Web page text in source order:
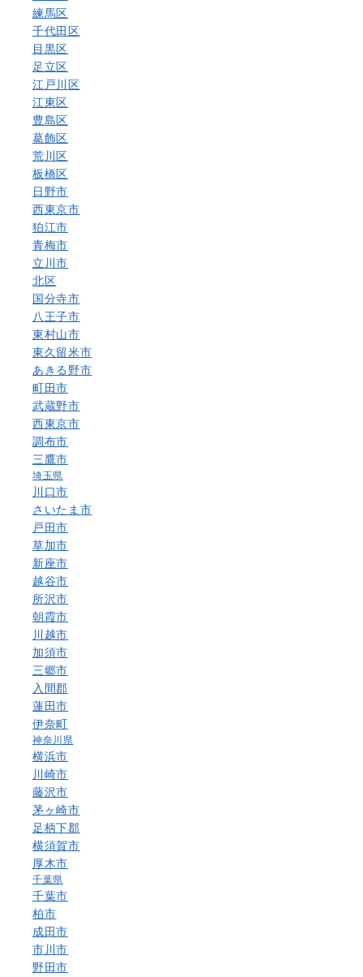
練馬区
千代田区
目黒区
足立区
江戸川区
江東区
豊島区
葛飾区
荒川区
板橋区
日野市
西東京市
狛江市
青梅市
立川市
北区
国分寺市
八王子市
東村山市
東久留米市
あきる野市
町田市
武蔵野市
西東京市
調布市
三鷹市
埼玉県
川口市
さいたま市
戸田市
草加市
新座市
越谷市
所沢市
朝霞市
川越市
加須市
三郷市
入間郡
蓮田市
伊奈町
神奈川県
横浜市
川崎市
藤沢市
茅ヶ崎市
足柄下郡
横須賀市
厚木市
千葉県
千葉市
柏市
成田市
市川市
野田市